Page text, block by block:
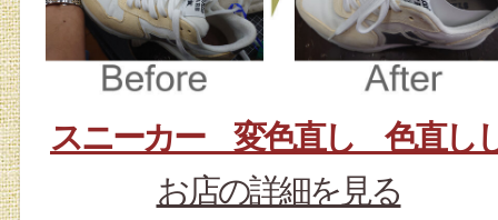
スニーカー 変色直し 色直し
お店の詳細を見る